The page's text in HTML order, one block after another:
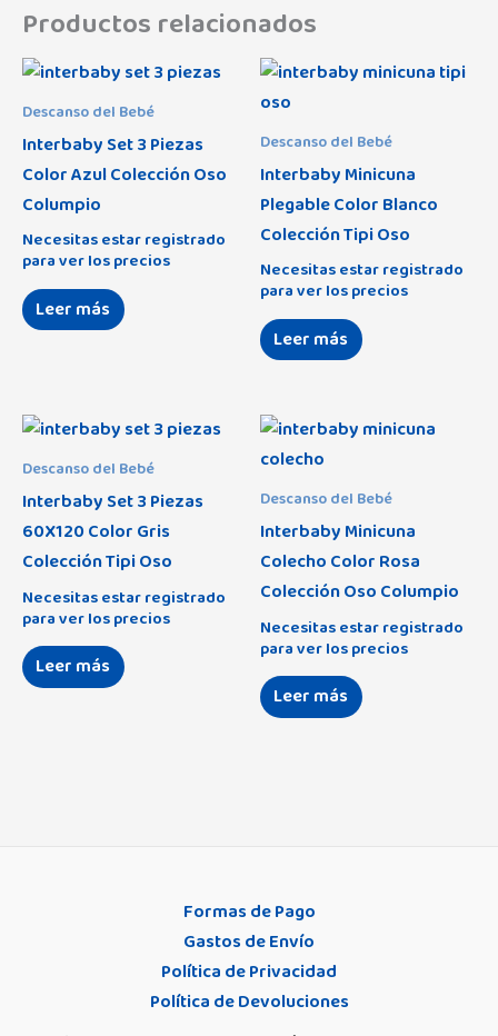
Productos relacionados
Descanso del Bebé
Interbaby Set 3 Piezas
Color Azul Colección Oso
Columpio
Necesitas estar registrado
para ver los precios
Leer más
Descanso del Bebé
Interbaby Minicuna
Plegable Color Blanco
Colección Tipi Oso
Necesitas estar registrado
para ver los precios
Leer más
Descanso del Bebé
Interbaby Set 3 Piezas
60X120 Color Gris
Colección Tipi Oso
Necesitas estar registrado
para ver los precios
Leer más
Descanso del Bebé
Interbaby Minicuna
Colecho Color Rosa
Colección Oso Columpio
Necesitas estar registrado
para ver los precios
Leer más
Formas de Pago
Gastos de Envío
Política de Privacidad
Política de Devoluciones